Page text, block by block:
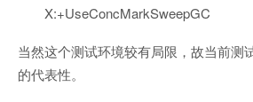
X:+UseConcMarkSweepGC
当然这个测试环境较有局限，故当前测
的代表性。